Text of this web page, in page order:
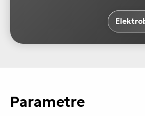
Parametre